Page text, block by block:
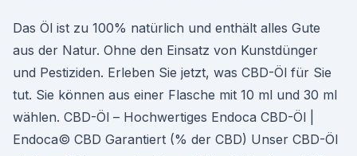
Das Öl ist zu 100% natürlich und enthält alles Gute
aus der Natur. Ohne den Einsatz von Kunstdünger
und Pestiziden. Erleben Sie jetzt, was CBD-Öl für Sie
tut. Sie können aus einer Flasche mit 10 ml und 30 ml
wählen. CBD-Öl – Hochwertiges Endoca CBD-Öl |
Endoca© CBD Garantiert (% der CBD) Unser CBD-Öl